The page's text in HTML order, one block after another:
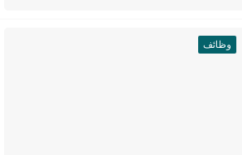
وظائف